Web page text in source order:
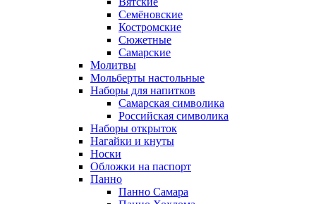
Семёновские
Костромские
Сюжетные
Самарские
Молитвы
Мольберты настольные
Наборы для напитков
Самарская символика
Российская символика
Наборы открыток
Нагайки и кнуты
Носки
Обложки на паспорт
Панно
Панно Самара